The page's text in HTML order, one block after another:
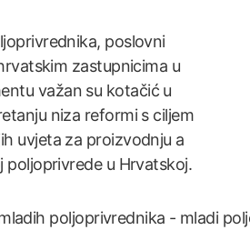
poslovni
zastupnicima u
važan su kotačić u
niza reformi s ciljem
uvjeta za proizvodnju a
poljoprivrede u Hrvatskoj.